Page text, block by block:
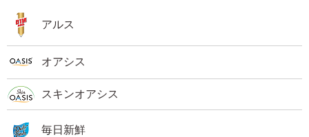
アルス
オアシス
スキンオアシス
毎日新鮮